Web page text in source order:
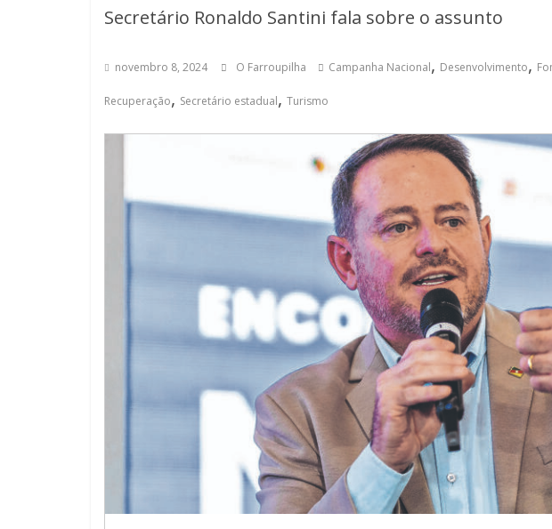
Secretário Ronaldo Santini fala sobre o assunto
novembro 8, 2024 O Farroupilha Campanha Nacional, Desenvolvimento,
Recuperação, Secretário estadual, Turismo